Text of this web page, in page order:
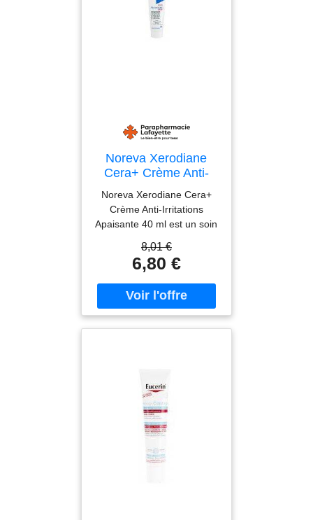
Noreva Xerodiane
Cera+ Crème Anti-
40 ml - Tube 40 ml
Noreva Xerodiane Cera+
Crème Anti-Irritations
Apaisante 40 ml est un soin
pour apaiser, protéger et
assainir les zones irritées,
fragilisées ou sensibles aux
irritationsCette crème
8,01 €
6,80 €